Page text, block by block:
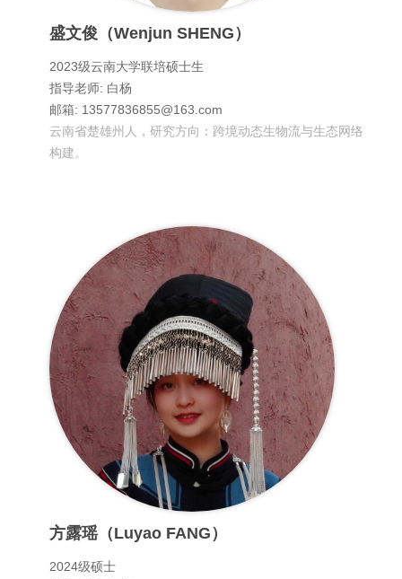
盛文俊（Wenjun SHENG）
2023级云南大学联培硕士生
指导老师: 白杨
邮箱: 13577836855@163.com
云南省楚雄州人，研究方向：跨境动态生物流与生态网络
构建。
方露瑶（Luyao FANG）
2024级硕士